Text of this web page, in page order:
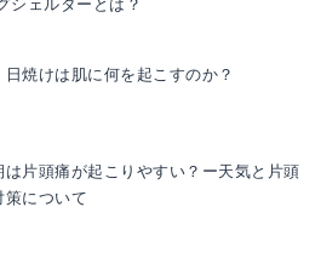
シェルターとは？
日焼けは肌に何を起こすのか？
は片頭痛が起こりやすい？ー天気と片頭
策について